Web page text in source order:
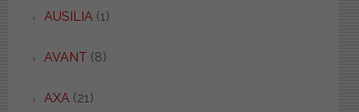
AUSILIA (1)
AVANT (8)
AXA (21)